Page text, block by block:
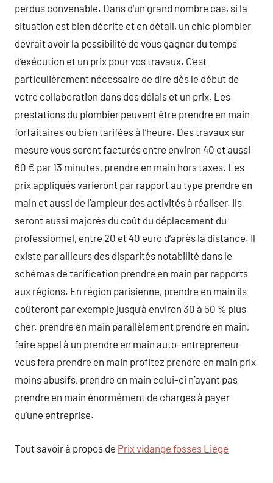
perdus convenable. Dans d’un grand nombre cas, si la
situation est bien décrite et en détail, un chic plombier
devrait avoir la possibilité de vous gagner du temps
d’exécution et un prix pour vos travaux. C’est
particulièrement nécessaire de dire dès le début de
votre collaboration dans des délais et un prix. Les
prestations du plombier peuvent être prendre en main
forfaitaires ou bien tarifées à l’heure. Des travaux sur
mesure vous seront facturés entre environ 40 et aussi
60 € par 13 minutes, prendre en main hors taxes. Les
prix appliqués varieront par rapport au type prendre en
main et aussi de l’ampleur des activités à réaliser. Ils
seront aussi majorés du coût du déplacement du
professionnel, entre 20 et 40 euro d’après la distance. Il
existe par ailleurs des disparités notabilité dans le
schémas de tarification prendre en main par rapports
aux régions. En région parisienne, prendre en main ils
coûteront par exemple jusqu’à environ 30 à 50 % plus
cher. prendre en main parallèlement prendre en main,
faire appel à un prendre en main auto-entrepreneur
vous fera prendre en main profitez prendre en main prix
moins abusifs, prendre en main celui-ci n’ayant pas
prendre en main énormément de charges à payer
qu’une entreprise.
Tout savoir à propos de Prix vidange fosses Liège